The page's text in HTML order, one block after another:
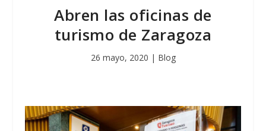
Abren las oficinas de
turismo de Zaragoza
26 mayo, 2020 | Blog